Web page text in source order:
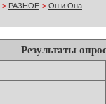
> РАЗНОЕ > Он и Она
Результаты